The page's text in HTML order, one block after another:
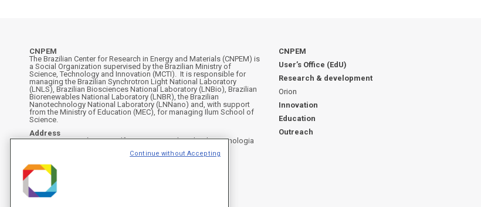
CNPEM
The Brazilian Center for Research in Energy and Materials (CNPEM) is
a Social Organization supervised by the Brazilian Ministry of
Science, Technology and Innovation (MCTI). It is responsible for
managing the Brazilian Synchrotron Light National Laboratory
(LNLS), Brazilian Biosciences National Laboratory (LNBio), Brazilian
Biorenewables National Laboratory (LNBR), the Brazilian
Nanotechnology National Laboratory (LNNano) and, with support
from the Ministry of Education (MEC), for managing Ilum School of
Science.
Address
Rua Giuseppe Máximo Scolfaro, 10.000 - Polo II de Alta Tecnologia
CEP 13083-100, Campinas - SP - Phone: +55 19 3512-1000
Instagram
X
CNPEM
User’s Office (EdU)
Research & development
Orion
Innovation
Education
Outreach
Continue without Accepting